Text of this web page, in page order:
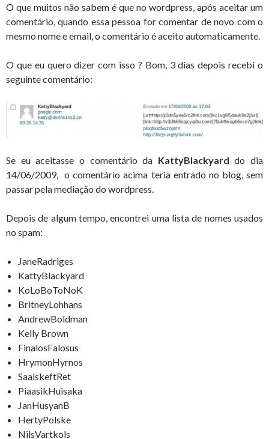
O que muitos não sabem é que no wordpress, após aceitar um
comentário, quando essa pessoa for comentar de novo com o
mesmo nome e email, o comentário é aceito automaticamente.
O que eu quero dizer com isso ? Bom, 3 dias depois recebi o
seguinte comentário:
Se eu aceitasse o comentário da KattyBlackyarddo dia
14/06/2009, o comentário acima teria entrado no blog, sem
passar pela mediação do wordpress.
Depois de algum tempo, encontrei uma lista de nomes usados
no spam:
JaneRadriges
KattyBlackyard
KoLoBoToNoK
BritneyLohhans
AndrewBoldman
Kelly Brown
FinalosFalosus
HrymonHyrnos
SaaiskeftRet
PiaasikHuisaka
JanHusyanB
HertyPolske
NilsVartkols